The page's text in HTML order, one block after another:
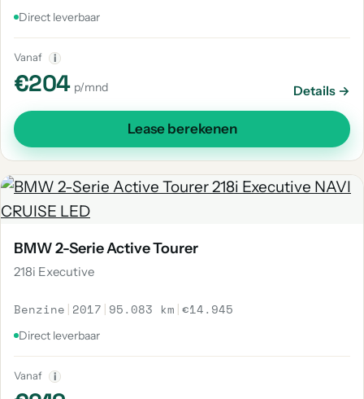
Direct leverbaar
Vanaf i
€204 p/mnd Details →
Lease berekenen
BMW 2-Serie Active Tourer
218i Executive
Benzine | 2017 | 95.083 km |€14.945
Direct leverbaar
Vanaf i